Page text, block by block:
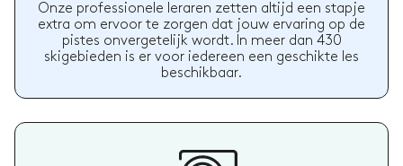
Onze professionele leraren zetten altijd een stapje
extra om ervoor te zorgen dat jouw ervaring op de
pistes onvergetelijk wordt. In meer dan 430
skigebieden is er voor iedereen een geschikte les
beschikbaar.